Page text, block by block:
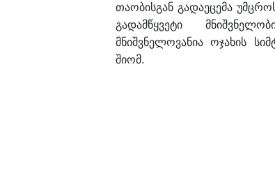
თაობისგან გადაეცემა
გადამწყვეტი
მნიშვნელოვანია ოჯახის
შიომ.